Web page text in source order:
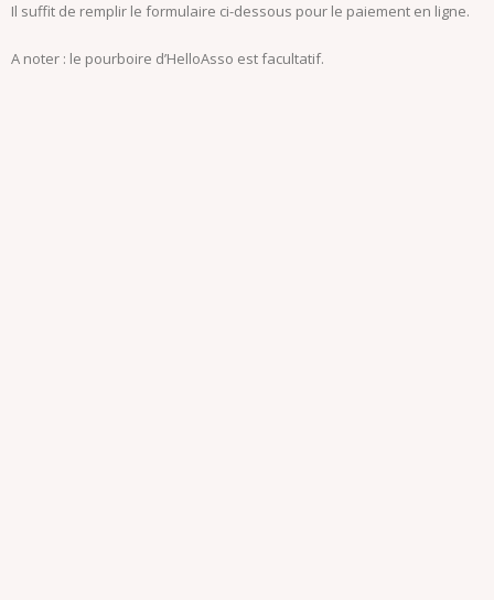
Il suffit de remplir le formulaire ci-dessous pour le paiement en ligne.
A noter : le pourboire d’HelloAsso est facultatif.